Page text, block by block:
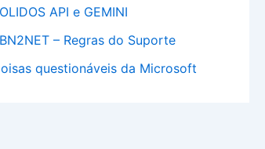
API e GEMINI
– Regras do Suporte
questionáveis da Microsoft